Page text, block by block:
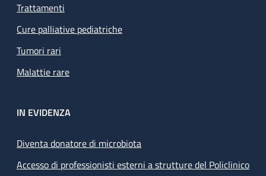
Trattamenti
Cure palliative pediatriche
Tumori rari
Malattie rare
IN EVIDENZA
Diventa donatore di microbiota
Accesso di professionisti esterni a strutture del Policlinico